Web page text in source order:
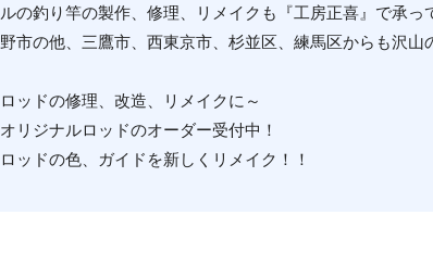
ルの釣り竿の製作、修理、リメイクも『工房正喜』で承
野市の他、三鷹市、西東京市、杉並区、練馬区からも沢山
ロッドの修理、改造、リメイクに～
オリジナルロッドのオーダー受付中！
ロッドの色、ガイドを新しくリメイク！！